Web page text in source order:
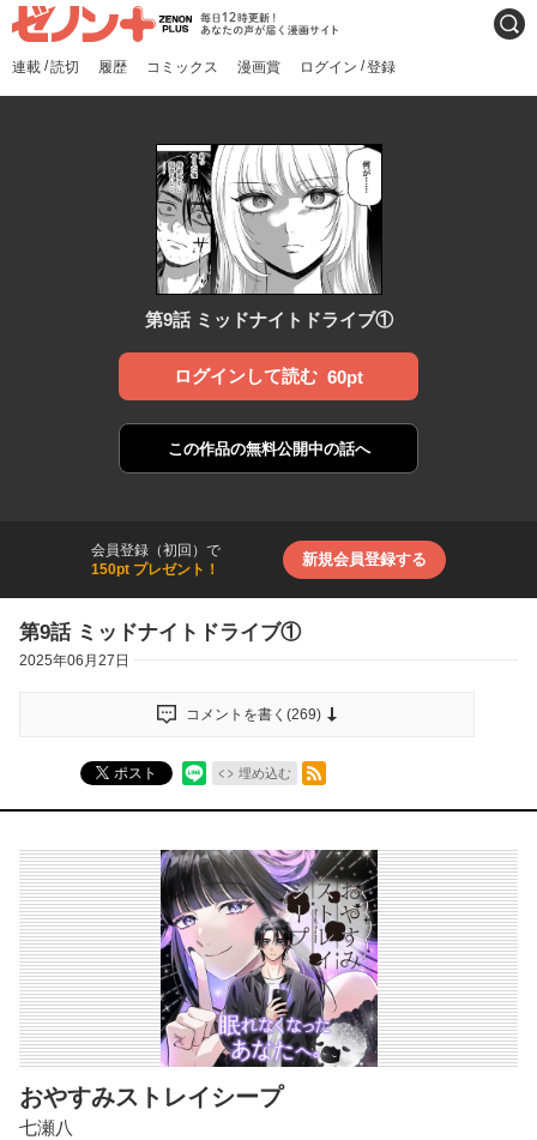
ゼノンプラス
毎日12時更新！あなたの声
が届く漫画サイト
連載 /読切 履歴 コミックス 漫画賞 ログイン /登録
検索
第9話 ミッドナイトドライブ①
ログインして読む 60pt
この作品の無料公開中の話へ
会員登録（初回）で
150pt プレゼント！
新規会員登録する
第9話 ミッドナイトドライブ①
2025年06月27日
コメントを書く(269)
ポスト 埋め込む
RSSフィード
おやすみストレイシープ
七瀬八